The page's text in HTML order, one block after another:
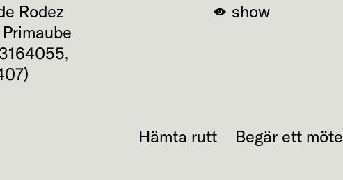
Rodez
,
)
show
Hämta rutt Begär ett möte